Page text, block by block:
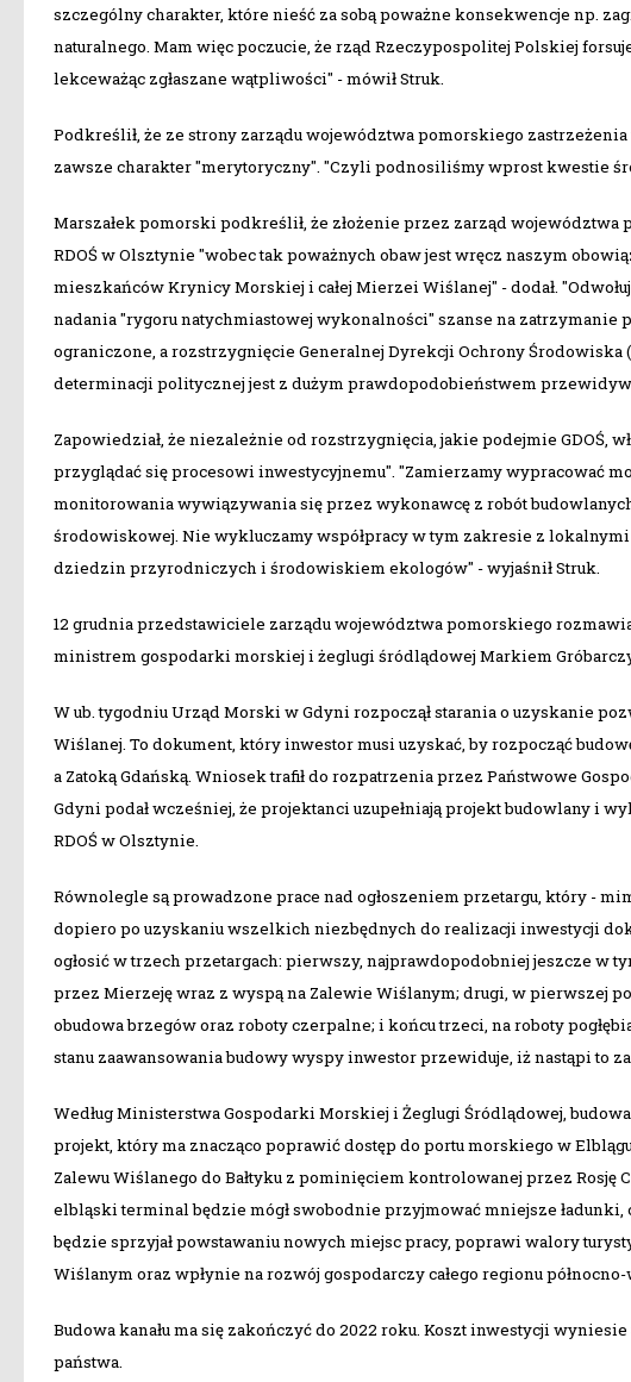
szczególny charakter, które nieść za sobą poważne konsekwencje np.
naturalnego. Mam więc poczucie, że rząd Rzeczypospolitej Polskiej
lekceważąc zgłaszane wątpliwości" - mówił Struk.
Podkreślił, że ze strony zarządu województwa pomorskiego
zawsze charakter "merytoryczny". "Czyli podnosiliśmy wprost kwestie
Marszałek pomorski podkreślił, że złożenie przez zarząd
RDOŚ w Olsztynie "wobec tak poważnych obaw jest wręcz naszym
mieszkańców Krynicy Morskiej i całej Mierzei Wiślanej" - dodał.
nadania "rygoru natychmiastowej wykonalności" szanse na zatrzymanie
ograniczone, a rozstrzygnięcie Generalnej Dyrekcji Ochrony Środowiska
determinacji politycznej jest z dużym prawdopodobieństwem
Zapowiedział, że niezależnie od rozstrzygnięcia, jakie podejmie GDOŚ,
przyglądać się procesowi inwestycyjnemu". "Zamierzamy wypracować
monitorowania wywiązywania się przez wykonawcę z robót
środowiskowej. Nie wykluczamy współpracy w tym zakresie z
dziedzin przyrodniczych i środowiskiem ekologów" - wyjaśnił Struk.
12 grudnia przedstawiciele zarządu województwa pomorskiego
ministrem gospodarki morskiej i żeglugi śródlądowej Markiem
W ub. tygodniu Urząd Morski w Gdyni rozpoczął starania o uzyskanie
Wiślanej. To dokument, który inwestor musi uzyskać, by rozpocząć
a Zatoką Gdańską. Wniosek trafił do rozpatrzenia przez Państwowe
Gdyni podał wcześniej, że projektanci uzupełniają projekt budowlany i
RDOŚ w Olsztynie.
Równolegle są prowadzone prace nad ogłoszeniem przetargu, który -
dopiero po uzyskaniu wszelkich niezbędnych do realizacji inwestycji
ogłosić w trzech przetargach: pierwszy, najprawdopodobniej jeszcze w
przez Mierzeję wraz z wyspą na Zalewie Wiślanym; drugi, w pierwszej
obudowa brzegów oraz roboty czerpalne; i końcu trzeci, na roboty
stanu zaawansowania budowy wyspy inwestor przewiduje, iż nastąpi to
Według Ministerstwa Gospodarki Morskiej i Żeglugi Śródlądowej,
projekt, który ma znacząco poprawić dostęp do portu morskiego w
Zalewu Wiślanego do Bałtyku z pominięciem kontrolowanej przez
elbląski terminal będzie mógł swobodnie przyjmować mniejsze ładunki,
będzie sprzyjał powstawaniu nowych miejsc pracy, poprawi walory
Wiślanym oraz wpłynie na rozwój gospodarczy całego regionu
Budowa kanału ma się zakończyć do 2022 roku. Koszt inwestycji
państwa.